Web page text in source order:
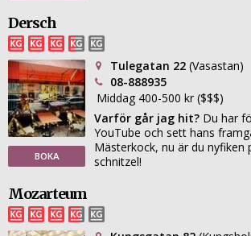
Dersch
BOKA
Tulegatan 22 (Vasastan)
08-888935
Middag 400-500 kr ($$$)
Varför går jag hit? Du har
YouTube och sett hans
Mästerkock, nu är du nyfiken
schnitzel!
Mozarteum